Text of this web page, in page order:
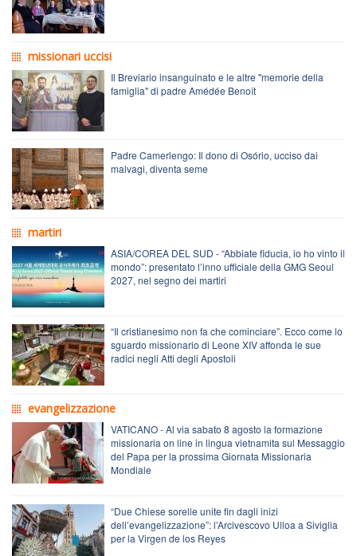
missionari uccisi
Il Breviario insanguinato e le altre "memorie della
famiglia" di padre Amédée Benoît
Padre Camerlengo: Il dono di Osório, ucciso dai
malvagi, diventa seme
martiri
ASIA/COREA DEL SUD - “Abbiate fiducia, io ho vinto il
mondo”: presentato l’inno ufficiale della GMG Seoul
2027, nel segno dei martiri
“Il cristianesimo non fa che cominciare”. Ecco come lo
sguardo missionario di Leone XIV affonda le sue
radici negli Atti degli Apostoli
evangelizzazione
VATICANO - Al via sabato 8 agosto la formazione
missionaria on line in lingua vietnamita sul Messaggio
del Papa per la prossima Giornata Missionaria
Mondiale
“Due Chiese sorelle unite fin dagli inizi
dell’evangelizzazione”: l’Arcivescovo Ulloa a Siviglia
per la Virgen de los Reyes